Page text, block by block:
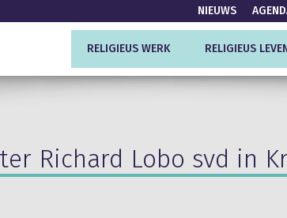
NIEUWS
RELIGIEUS WERK RELIGIEUS
Richard Lobo svd in